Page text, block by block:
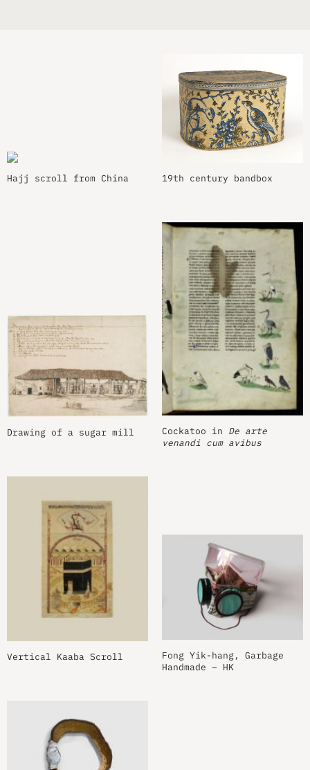
Hajj scroll from China 19th century bandbox
Drawing of a sugar mill Cockatoo in De arte
venandi cum avibus
Vertical Kaaba Scroll
Fong Yik-hang, Garbage
Handmade – HK